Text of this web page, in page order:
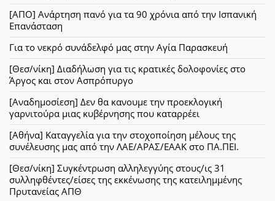
[ΑΠΟ] Ανάρτηση πανό για τα 90 χρόνια από την Ισπανική
Επανάσταση
Για το νεκρό συνάδελφό μας στην Αγία Παρασκευή
[Θεσ/νίκη] Διαδήλωση για τις κρατικές δολοφονίες στο
Άργος και στον Ασπρόπυργο
[Αναδημοσίεση] Δεν θα κανουμε την προεκλογική
γαρνιτούρα μιας κυβέρνησης που καταρρέει
[Αθήνα] Καταγγελία για την στοχοποίηση μέλους της
συνέλευσης μας από την ΛΑΕ/ΑΡΑΣ/ΕΑΑΚ στο ΠΑ.ΠΕΙ.
[Θεσ/νίκη] Συγκέντρωση αλληλεγγύης στους/ις 31
συλληφθέντες/είσες της εκκένωσης της κατειλημμένης
Πρυτανείας ΑΠΘ